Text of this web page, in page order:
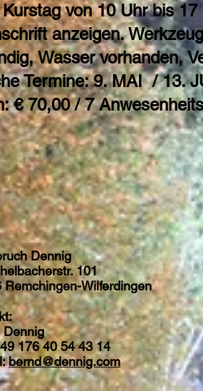
von 10 Uhr bis
anzeigen.
Wasser vorhanden,
Termine: 9. MAI / 13.
€ 70,00 / 7
Dennig
101
Remchingen-Wilferdingen
Dennig
176 40 54 43 14
bernd@dennig.com